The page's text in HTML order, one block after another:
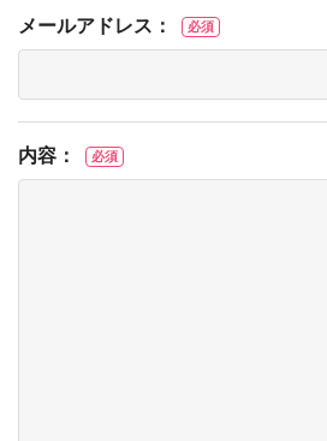
メールアドレス： 必須
内容： 必須